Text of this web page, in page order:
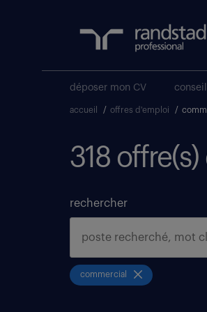
déposer mon CV
accueil / offres d'emploi /
318
rechercher
commercial